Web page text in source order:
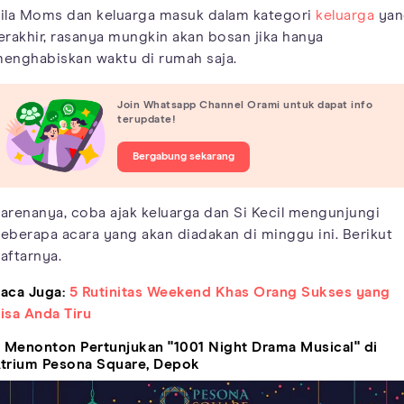
Moms dan keluarga masuk dalam kategori keluarga
rasanya mungkin akan bosan jika hanya
waktu di rumah saja.
Join Whatsapp Channel Orami untuk dapat info
terupdate!
Bergabung sekarang
coba ajak keluarga dan Si Kecil mengunjungi
acara yang akan diadakan di minggu ini. Berikut
Juga: 5 Rutinitas Weekend Khas Orang Sukses yang
Anda Tiru
Menonton Pertunjukan "1001 Night Drama Musical" di
Pesona Square, Depok